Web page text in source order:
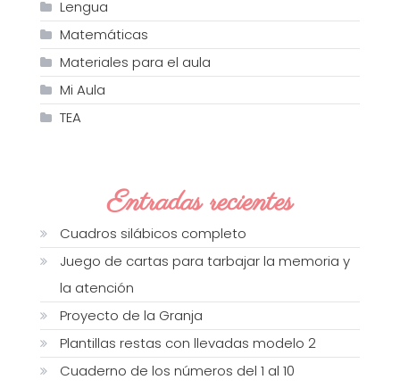
Lengua
Matemáticas
Materiales para el aula
Mi Aula
TEA
Entradas recientes
Cuadros silábicos completo
Juego de cartas para tarbajar la memoria y
la atención
Proyecto de la Granja
Plantillas restas con llevadas modelo 2
Cuaderno de los números del 1 al 10